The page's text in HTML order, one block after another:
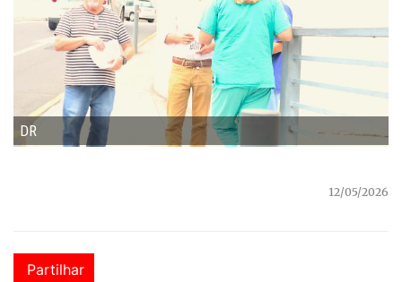
DR
12/05/2026
Partilhar